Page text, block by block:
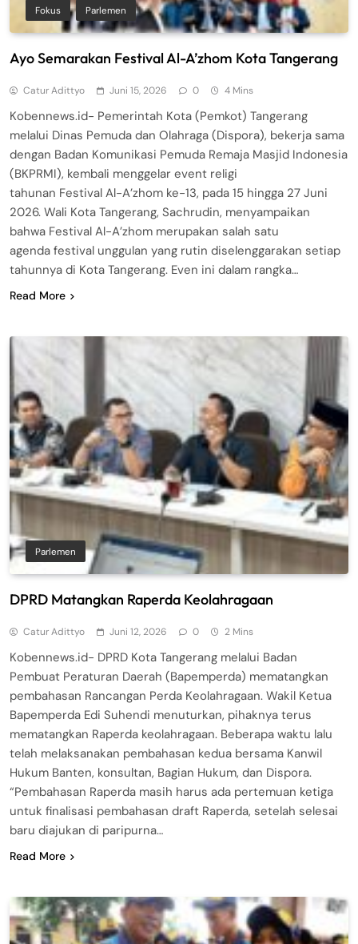
Fokus Parlemen
Ayo Semarakan Festival Al-A’zhom Kota Tangerang
Catur Adittyo Juni 15, 2026 0 4 Mins
Kobennews.id- Pemerintah Kota (Pemkot) Tangerang
melalui Dinas Pemuda dan Olahraga (Dispora), bekerja sama
dengan Badan Komunikasi Pemuda Remaja Masjid Indonesia
(BKPRMI), kembali menggelar event religi
tahunan Festival Al-A’zhom ke-13, pada 15 hingga 27 Juni
2026. Wali Kota Tangerang, Sachrudin, menyampaikan
bahwa Festival Al-A’zhom merupakan salah satu
agenda festival unggulan yang rutin diselenggarakan setiap
tahunnya di Kota Tangerang. Even ini dalam rangka…
Read More
Parlemen
DPRD Matangkan Raperda Keolahragaan
Catur Adittyo Juni 12, 2026 0 2 Mins
Kobennews.id- DPRD Kota Tangerang melalui Badan
Pembuat Peraturan Daerah (Bapemperda) mematangkan
pembahasan Rancangan Perda Keolahragaan. Wakil Ketua
Bapemperda Edi Suhendi menuturkan, pihaknya terus
mematangkan Raperda keolahragaan. Beberapa waktu lalu
telah melaksanakan pembahasan kedua bersama Kanwil
Hukum Banten, konsultan, Bagian Hukum, dan Dispora.
“Pembahasan Raperda masih harus ada pertemuan ketiga
untuk finalisasi pembahasan draft Raperda, setelah selesai
baru diajukan di paripurna…
Read More